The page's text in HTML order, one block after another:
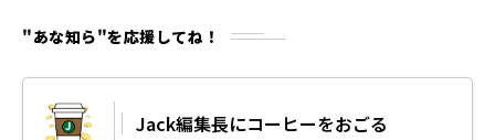
"あな知ら"を応援してね！
Jack編集長にコーヒーをおごる